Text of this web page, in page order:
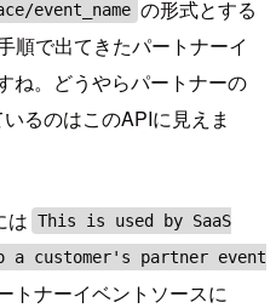
event_name の形式とする
順で出てきたパートナーイ
ね。どうやらパートナーの
るのはこのAPIに見えま
は This is used by SaaS
customer's partner event
トナーイベントソースに